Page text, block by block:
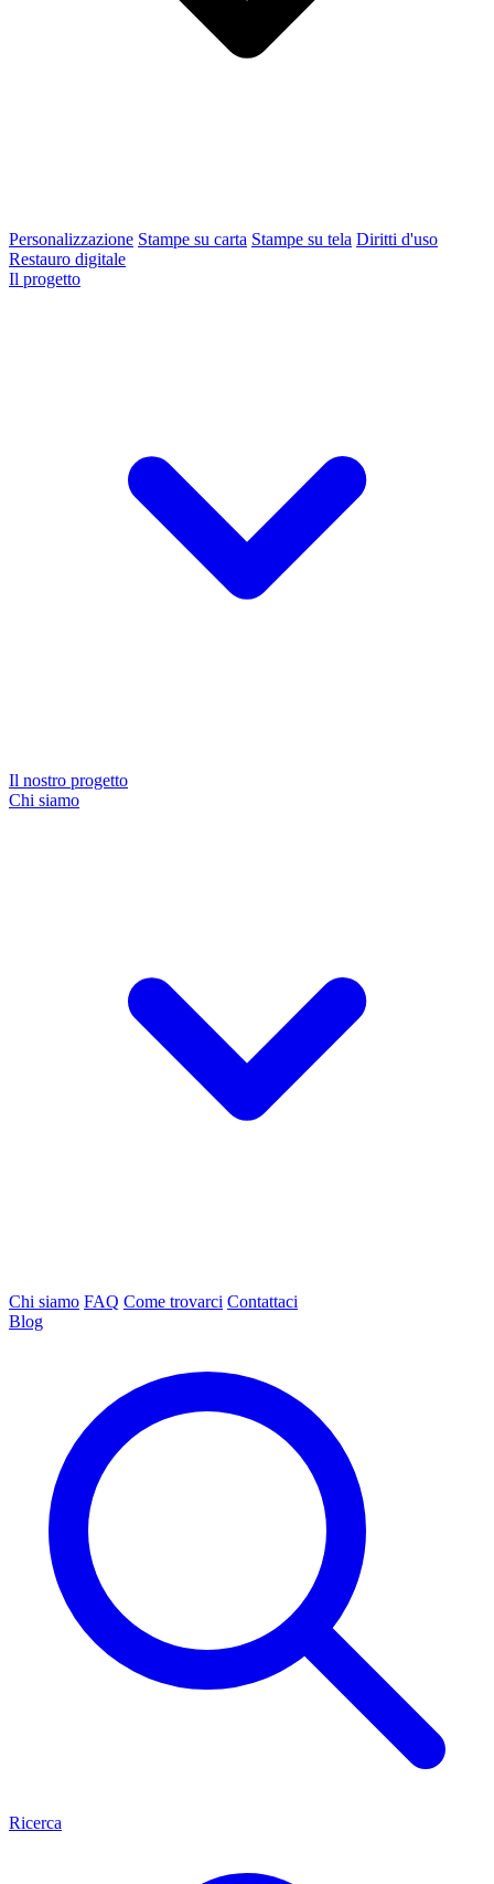
Personalizzazione Stampe su carta Stampe su tela Diritti d'uso
Restauro digitale
Il progetto
Il nostro progetto
Chi siamo
Chi siamo FAQ Come trovarci Contattaci
Blog
Ricerca